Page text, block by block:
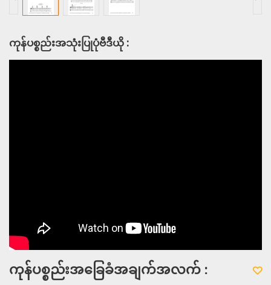
ကုန်ပစ္စည်းအသုံးပြုပုံဗီဒီယို :
ကုန်ပစ္စည်းအခြေခံအချက်အလက် :